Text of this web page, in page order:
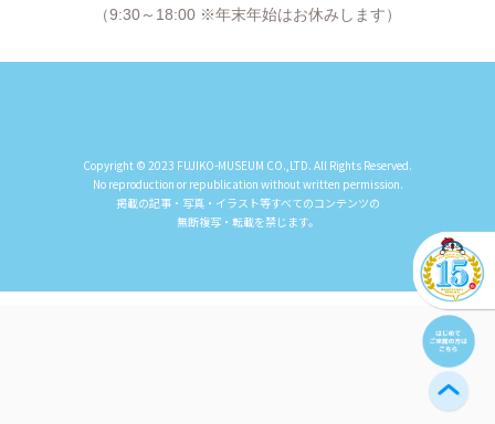
（9:30～18:00 ※年末年始はお休みします）
Copyright © 2023 FUJIKO-MUSEUM CO.,LTD. All Rights Reserved.
No reproduction or republication without written permission.
掲載の記事・写真・イラスト等すべてのコンテンツの
無断複写・転載を禁じます。